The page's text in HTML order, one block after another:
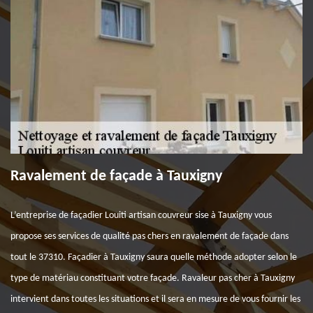
Ravalement de façade à Tauxigny
L’entreprise de façadier Louiti artisan couvreur sise à Tauxigny vous
propose ses services de qualité pas chers en ravalement de façade dans
tout le 37310. Façadier à Tauxigny saura quelle méthode adopter selon le
type de matériau constituant votre façade. Ravaleur pas cher à Tauxigny
intervient dans toutes les situations et il sera en mesure de vous fournir les